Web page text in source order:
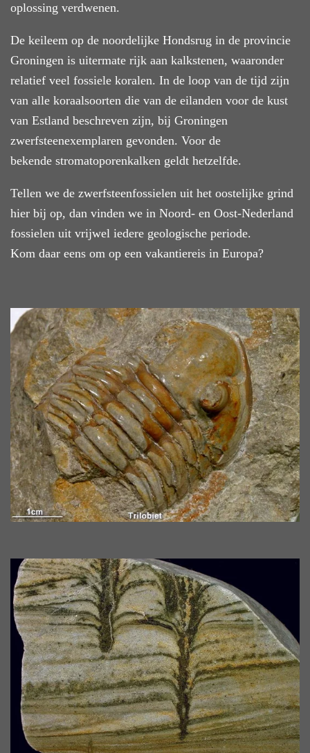
oplossing verdwenen.
De keileem op de noordelijke Hondsrug in de provincie
Groningen is uitermate rijk aan kalkstenen, waaronder
relatief veel fossiele koralen. In de loop van de tijd zijn
van alle koraalsoorten die van de eilanden voor de kust
van Estland beschreven zijn, bij Groningen
zwerfsteenexemplaren gevonden. Voor de
bekende stromatoporenkalken geldt hetzelfde.
Tellen we de zwerfsteenfossielen uit het oostelijke grind
hier bij op, dan vinden we in Noord- en Oost-Nederland
fossielen uit vrijwel iedere geologische periode.
Kom daar eens om op een vakantiereis in Europa?